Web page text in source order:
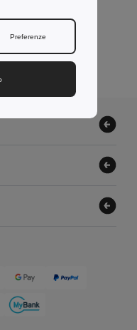
I Prodotti.
Preferenze